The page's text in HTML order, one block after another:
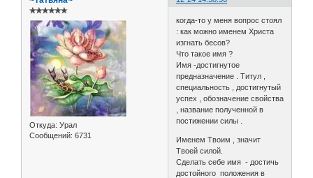
✯✯✯✯✯✯
Откуда: Урал
Сообщений: 6731
когда-то у меня вопрос стоял
: как можно именем Христа
изгнать бесов?
Что такое имя ?
Имя -достигнутое
предназначение . Титул ,
специальность , достигнутый
успех , обозначение свойства
, название полученной в
постижении силы .
Именем Твоим , значит
Твоей силой.
Сделать себе имя - достичь
достойного положения в